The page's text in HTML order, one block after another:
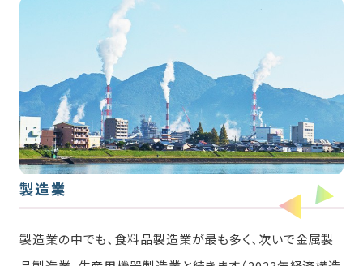
製造業
製造業の中でも、食料品製造業が最も多く、次いで金属製